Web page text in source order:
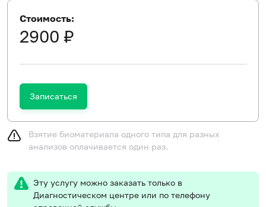
Стоимость:
2900 ₽
Записаться
Взятие биоматериала одного типа для разных
анализов оплачивается один раз.
Эту услугу можно заказать только в
Диагностическом центре или по телефону